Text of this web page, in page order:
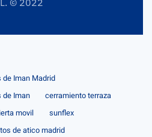
Iman Madrid
de Iman
cerramiento terraza
movil
sunflex
de atico madrid